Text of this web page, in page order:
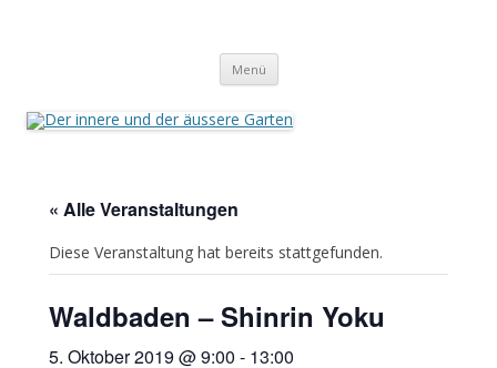
Menü Zum
springen
« Alle Veranstaltungen
Diese Veranstaltung hat bereits stattgefunden.
Waldbaden – Shinrin Yoku
5. Oktober 2019 @ 9:00 - 13:00